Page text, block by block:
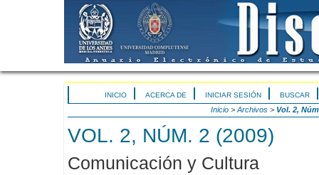
INICIO ACERCA DE INICIAR SESIÓN BUSCAR
Inicio> Archivos> Vol. 2,
VOL. 2, NÚM. 2 (2009)
Comunicación y Cultura